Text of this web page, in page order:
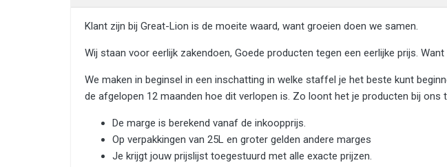
Klant zijn bij Great-Lion is de moeite waard, want groeien doen we samen.
Wij staan voor eerlijk zakendoen, Goede producten tegen een eerlijke prijs.
We maken in beginsel in een inschatting in welke staffel je het beste kunt
de afgelopen 12 maanden hoe dit verlopen is. Zo loont het je producten bij ons
De marge is berekend vanaf de inkoopprijs.
Op verpakkingen van 25L en groter gelden andere marges
Je krijgt jouw prijslijst toegestuurd met alle exacte prijzen.